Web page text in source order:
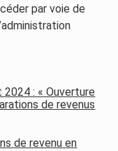
par voie de
: « Ouverture
de revenus
de revenu en